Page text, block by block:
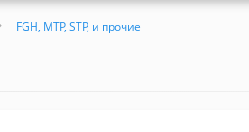
FGH, MTP, STP, и прочие